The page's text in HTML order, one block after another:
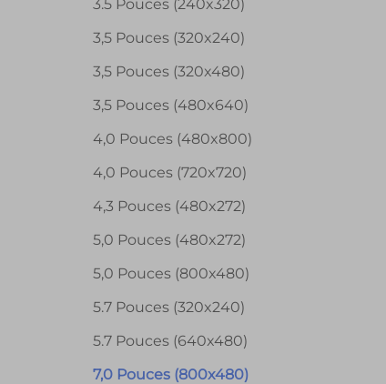
3.5 Pouces (240x320)
3,5 Pouces (320x240)
3,5 Pouces (320x480)
3,5 Pouces (480x640)
4,0 Pouces (480x800)
4,0 Pouces (720x720)
4,3 Pouces (480x272)
5,0 Pouces (480x272)
5,0 Pouces (800x480)
5.7 Pouces (320x240)
5.7 Pouces (640x480)
7,0 Pouces (800x480)